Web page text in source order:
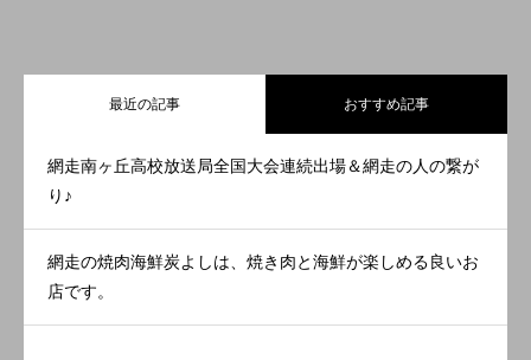
最近の記事 おすすめ記事
網走南ヶ丘高校放送局全国大会連続出場＆網走の人の繋が
り♪
網走の焼肉海鮮炭よしは、焼き肉と海鮮が楽しめる良いお
店です。